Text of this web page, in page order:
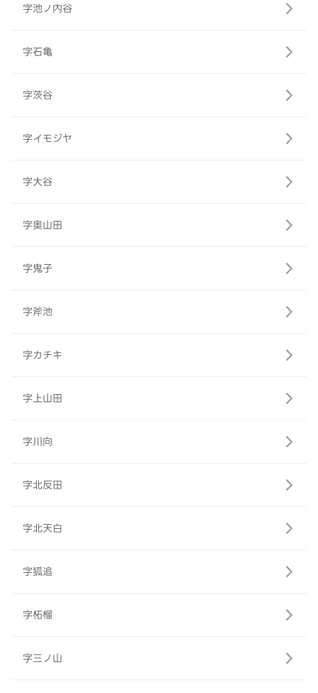
字池ノ内谷
字石亀
字茨谷
字イモジヤ
字大谷
字奥山田
字鬼子
字斧池
字カチキ
字上山田
字川向
字北反田
字北天白
字狐追
字柘榴
字三ノ山